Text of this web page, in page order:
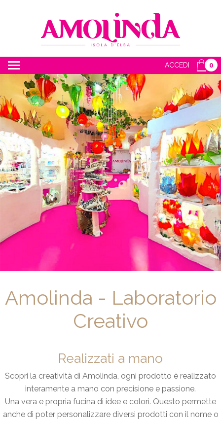
ACCEDI 0
Amolinda - Laboratorio
Creativo
Realizzati a mano
Scopri la creatività di Amolinda, ogni prodotto è realizzato
interamente a mano con precisione e passione.
Una vera e propria fucina di idee e colori. Questo permette
anche di poter personalizzare diversi prodotti con il nome o